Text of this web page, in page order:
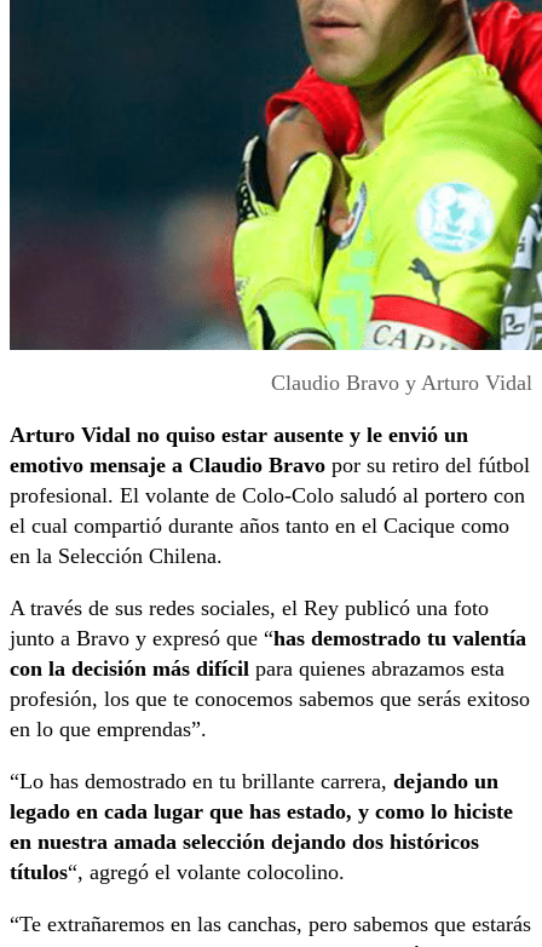
Claudio Bravo y Arturo Vidal
Arturo Vidal no quiso estar ausente y le envió un
emotivo mensaje a Claudio Bravo por su retiro del fútbol
profesional. El volante de Colo-Colo saludó al portero con
el cual compartió durante años tanto en el Cacique como
en la Selección Chilena.
A través de sus redes sociales, el Rey publicó una foto
junto a Bravo y expresó que “has demostrado tu valentía
con la decisión más difícil para quienes abrazamos esta
profesión, los que te conocemos sabemos que serás exitoso
en lo que emprendas”.
“Lo has demostrado en tu brillante carrera, dejando un
legado en cada lugar que has estado, y como lo hiciste
en nuestra amada selección dejando dos históricos
títulos“, agregó el volante colocolino.
“Te extrañaremos en las canchas, pero sabemos que estarás